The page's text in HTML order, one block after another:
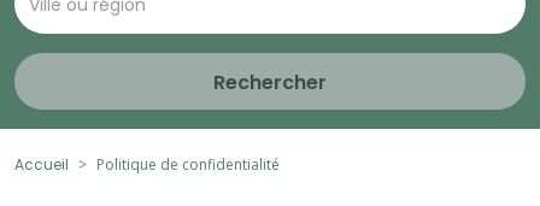
Rechercher
Accueil Politique de confidentialité